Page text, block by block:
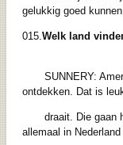
gelukkig goed
015. Welk land
SUNNERY:
ontdekken. Dat is
draait. Die gaan
allemaal in